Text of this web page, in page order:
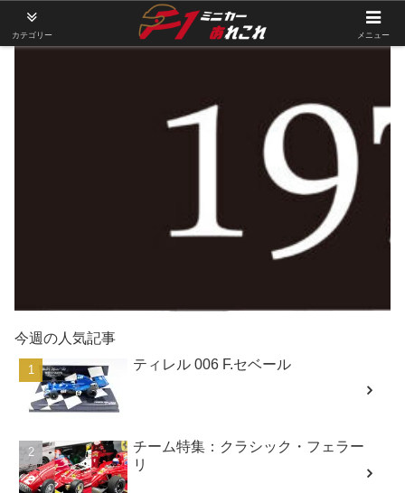
今週の人気記事
ティレル 006 F.セベール
チーム特集：クラシック・フェラー
リ
カテゴリー メニュー